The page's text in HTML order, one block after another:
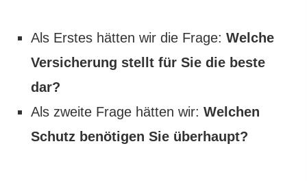
Als Erstes hätten wir die Frage: Welche
Versicherung stellt für Sie die beste
dar?
Als zweite Frage hätten wir: Welchen
Schutz benötigen Sie überhaupt?